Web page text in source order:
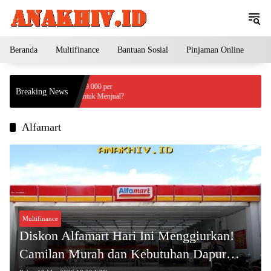
Beranda Multifinance Bantuan Sosial Pinjaman Online
Breaking News
Tajam Jadi Rp2.379.000 per
Peluang Terbaik untuk Menjual?
Alfamart
Multifinance
Diskon Alfamart Hari Ini Menggiurkan!
Camilan Murah dan Kebutuhan Dapur